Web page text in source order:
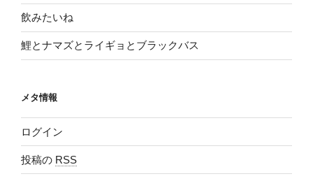
飲みたいね
鯉とナマズとライギョとブラックバス
メタ情報
ログイン
投稿の RSS